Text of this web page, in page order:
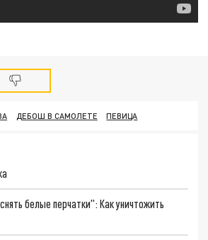
ДЕБОШ В САМОЛЕТЕ ПЕВИЦА
белые перчатки": Как уничтожить